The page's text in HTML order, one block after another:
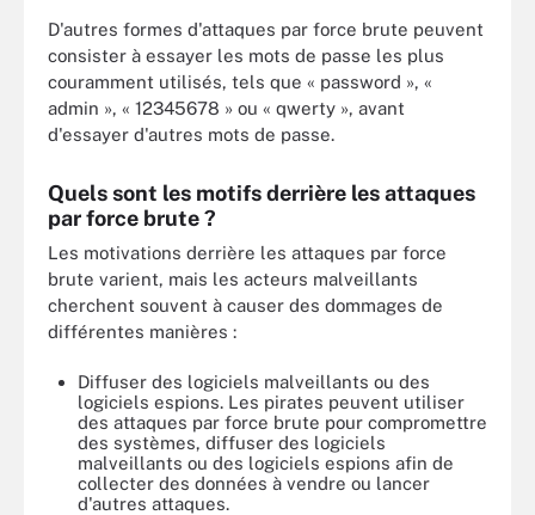
D'autres formes d'attaques par force brute peuvent
consister à essayer les mots de passe les plus
couramment utilisés, tels que « password », «
admin », « 12345678 » ou « qwerty », avant
d'essayer d'autres mots de passe.
Quels sont les motifs derrière les attaques
par force brute ?
Les motivations derrière les attaques par force
brute varient, mais les acteurs malveillants
cherchent souvent à causer des dommages de
différentes manières :
Diffuser des logiciels malveillants ou des
logiciels espions. Les pirates peuvent utiliser
des attaques par force brute pour compromettre
des systèmes, diffuser des logiciels
malveillants ou des logiciels espions afin de
collecter des données à vendre ou lancer
d'autres attaques.